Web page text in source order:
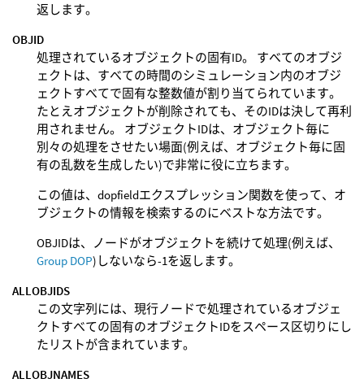
返します。
OBJID
処理されているオブジェクトの固有ID。 すべてのオブジ
ェクトは、すべての時間のシミュレーション内のオブジ
ェクトすべてで固有な整数値が割り当てられています。
たとえオブジェクトが削除されても、そのIDは決して再利
用されません。 オブジェクトIDは、オブジェクト毎に
別々の処理をさせたい場面(例えば、オブジェクト毎に固
有の乱数を生成したい)で非常に役に立ちます。
この値は、dopfieldエクスプレッション関数を使って、オ
ブジェクトの情報を検索するのにベストな方法です。
OBJIDは、ノードがオブジェクトを続けて処理(例えば、
Group DOP)しないなら-1を返します。
ALLOBJIDS
この文字列には、現行ノードで処理されているオブジェ
クトすべての固有のオブジェクトIDをスペース区切りにし
たリストが含まれています。
ALLOBJNAMES